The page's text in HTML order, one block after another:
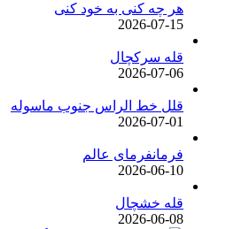
هر چه کنی به خود کنی
2026-07-15
قله سرکچال
2026-07-06
قلل خط الراس جنوب ماسوله
2026-07-01
فرمانفرمای عالم
2026-06-10
قله خشچال
2026-06-08